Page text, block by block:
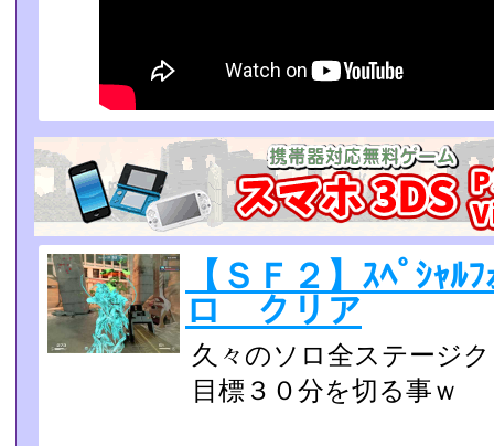
【ＳＦ２】ｽﾍﾟｼｬ
ロ クリア
久々のソロ全ステージ
目標３０分を切る事ｗ